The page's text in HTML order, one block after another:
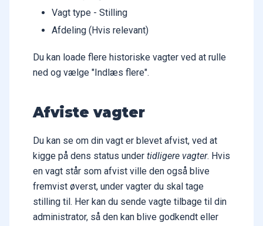
Vagt type - Stilling
Afdeling (Hvis relevant)
Du kan loade flere historiske vagter ved at rulle
ned og vælge "Indlæs flere".
Afviste vagter
Du kan se om din vagt er blevet afvist, ved at
kigge på dens status under tidligere vagter. Hvis
en vagt står som afvist ville den også blive
fremvist øverst, under vagter du skal tage
stilling til. Her kan du sende vagte tilbage til din
administrator, så den kan blive godkendt eller